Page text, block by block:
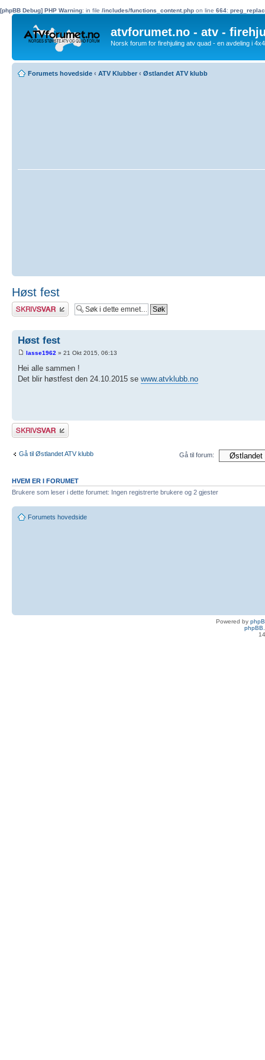
[phpBB Debug] PHP Warning: in file /includes/functions_content.php on line 664:
atvforumet.no - atv -
Norsk forum for firehjuling atv quad - en avdeling i
Forumets hovedside ‹ ATV Klubber ‹ Østlandet ATV klubb
Høst fest
Skriv et svar
Høst fest
lasse1962 » 21 Okt 2015, 06:13
Hei alle sammen !
Det blir høstfest den 24.10.2015 se www.atvklubb.no
Skriv et svar
Gå til Østlandet ATV klubb Gå til forum:
HVEM ER I FORUMET
Brukere som leser i dette forumet: Ingen registrerte brukere og 2 gjester
Forumets hovedside
Powered by